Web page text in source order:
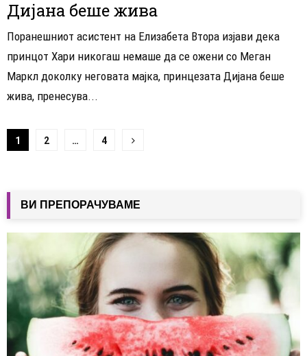
Дијана беше жива
Поранешниот асистент на Елизабета Втора изјави дека
принцот Хари никогаш немаше да се ожени со Меган
Маркл доколку неговата мајка, принцезата Дијана беше
жива, пренесува...
Навигација
написи
1 2 … 4
ВИ ПРЕПОРАЧУВАМЕ